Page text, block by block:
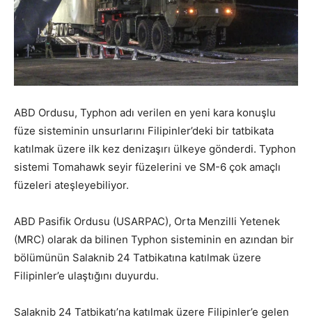
ABD Ordusu, Typhon adı verilen en yeni kara konuşlu
füze sisteminin unsurlarını Filipinler’deki bir tatbikata
katılmak üzere ilk kez denizaşırı ülkeye gönderdi. Typhon
sistemi Tomahawk seyir füzelerini ve SM-6 çok amaçlı
füzeleri ateşleyebiliyor.
ABD Pasifik Ordusu (USARPAC), Orta Menzilli Yetenek
(MRC) olarak da bilinen Typhon sisteminin en azından bir
bölümünün Salaknib 24 Tatbikatına katılmak üzere
Filipinler’e ulaştığını duyurdu.
Salaknib 24 Tatbikatı’na katılmak üzere Filipinler’e gelen